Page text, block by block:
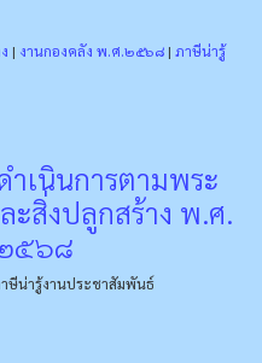
| งานกองคลัง พ.ศ.๒๕๖๘ | ภาษีน่ารู้
ำเนินการตามพระ
สิ่งปลูกสร้าง พ.ศ.
๕๖๘
ษีน่ารู้งานประชาสัมพันธ์